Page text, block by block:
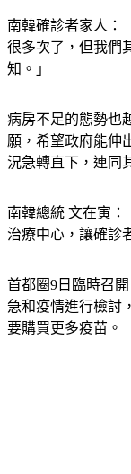
南韓確診者家人：
很多次了，但我們
知。」
病房不足的態勢也
願，希望政府能伸
況急轉直下，連同
南韓總統 文在寅
治療中心，讓確診
首都圈9日臨時召
急和疫情進行檢討
要購買更多疫苗。